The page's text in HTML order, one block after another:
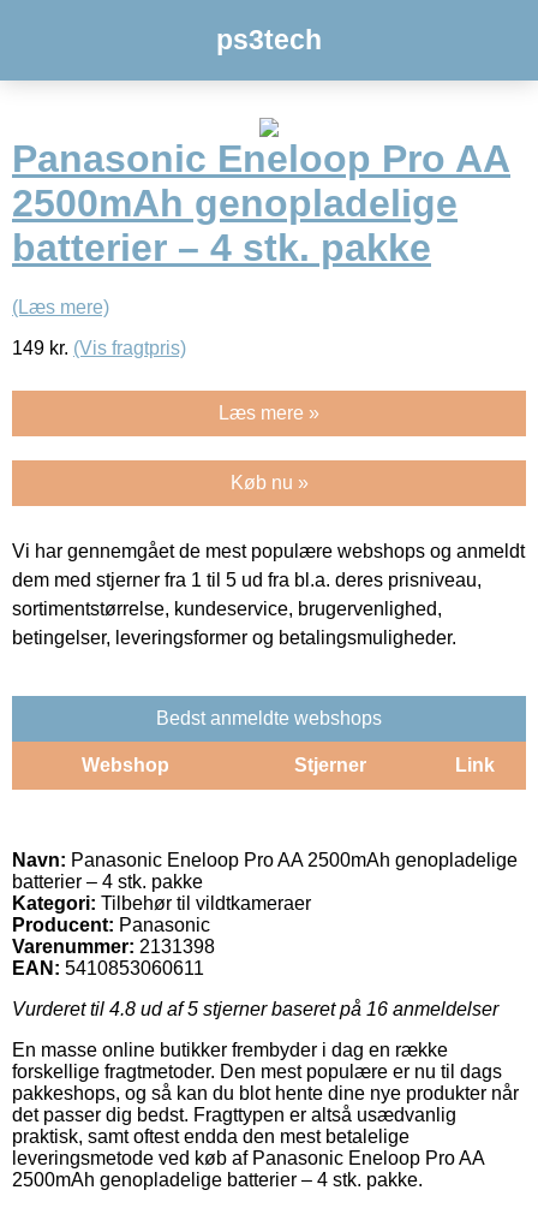
ps3tech
Panasonic Eneloop Pro AA
2500mAh genopladelige
batterier – 4 stk. pakke
(Læs mere)
149 kr. (Vis fragtpris)
Læs mere »
Køb nu »
Vi har gennemgået de mest populære webshops og anmeldt
dem med stjerner fra 1 til 5 ud fra bl.a. deres prisniveau,
sortimentstørrelse, kundeservice, brugervenlighed,
betingelser, leveringsformer og betalingsmuligheder.
Bedst anmeldte webshops
Webshop Stjerner Link
Navn: Panasonic Eneloop Pro AA 2500mAh genopladelige
batterier – 4 stk. pakke
Kategori: Tilbehør til vildtkameraer
Producent: Panasonic
Varenummer: 2131398
EAN: 5410853060611
Vurderet til 4.8 ud af 5 stjerner baseret på 16 anmeldelser
En masse online butikker frembyder i dag en række
forskellige fragtmetoder. Den mest populære er nu til dags
pakkeshops, og så kan du blot hente dine nye produkter når
det passer dig bedst. Fragttypen er altså usædvanlig
praktisk, samt oftest endda den mest betalelige
leveringsmetode ved køb af Panasonic Eneloop Pro AA
2500mAh genopladelige batterier – 4 stk. pakke.